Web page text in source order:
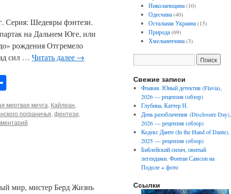
Серия: Шедевры фэнтези.
на Дальнем Юге, или
рождения Отгремело
сил … Читать далее →
мертвая мечта, Кайлеан,
пограничья,фентези,
мир, мистер Берд Жизнь
Николаевщина(10)
Одесчина(40)
Остальная Украина(15)
Природа(69)
Хмельниччина(3)
Свежие записи
Флавия. Юный детектив (Flavia),
2026 — рецензия (обзор)
Глубина, Каттер Н.
День разоблачения (Disclosure Day),
2026 — рецензия (обзор)
Кодекс Данте (In the Hand of Dante),
2025 — рецензия (обзор)
Библейский силач, овитый
легендами. Фонтан Самсон на
Подоле + фото
Ссылки